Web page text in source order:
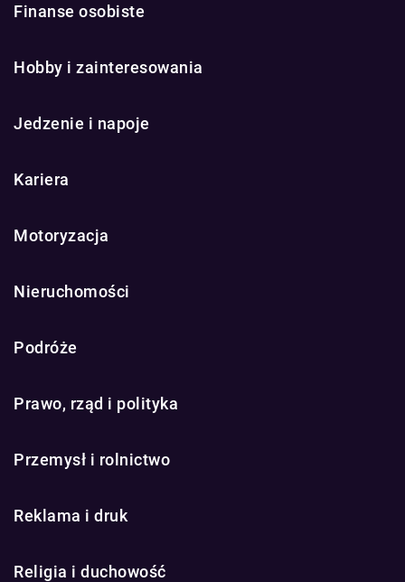
Finanse osobiste
Hobby i zainteresowania
Jedzenie i napoje
Kariera
Motoryzacja
Nieruchomości
Podróże
Prawo, rząd i polityka
Przemysł i rolnictwo
Reklama i druk
Religia i duchowość